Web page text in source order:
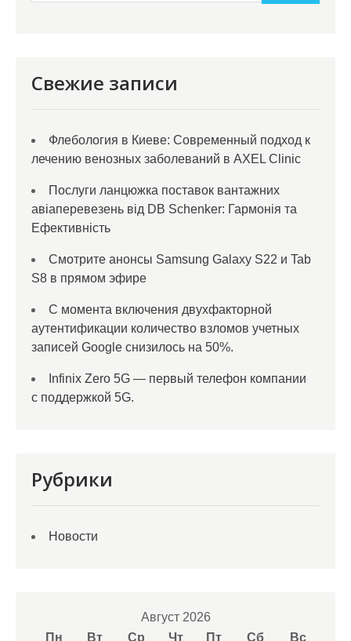
Свежие записи
Флебология в Киеве: Современный подход к
лечению венозных заболеваний в AXEL Clinic
Послуги ланцюжка поставок вантажних
авіаперевезень від DB Schenker: Гармонія та
Ефективність
Смотрите анонсы Samsung Galaxy S22 и Tab
S8 в прямом эфире
С момента включения двухфакторной
аутентификации количество взломов учетных
записей Google снизилось на 50%.
Infinix Zero 5G — первый телефон компании
с поддержкой 5G.
Рубрики
Новости
Август 2026
Пн
Вт Ср Чт Пт Сб Вс